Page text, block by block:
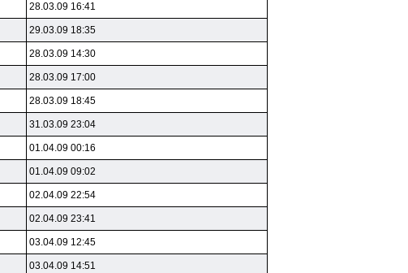
28.03.09 16:41
29.03.09 18:35
28.03.09 14:30
28.03.09 17:00
28.03.09 18:45
31.03.09 23:04
01.04.09 00:16
01.04.09 09:02
02.04.09 22:54
02.04.09 23:41
03.04.09 12:45
03.04.09 14:51